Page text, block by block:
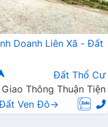
Doanh Liên Xã - Đất
Đất Thổ Cư
Thông Thuận Tiện
Ven Đô→